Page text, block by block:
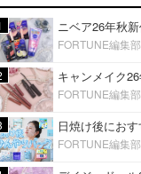
FORTUNE編集部
FORTUNE編集部
FORTUNE編集部